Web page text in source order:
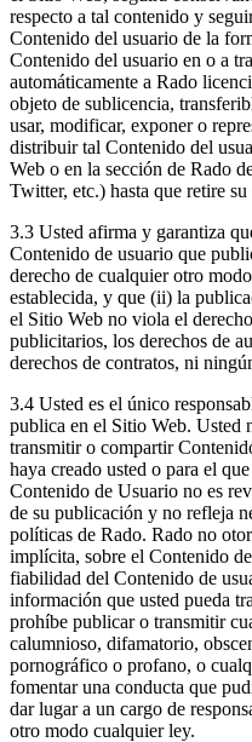
respecto a tal contenido y
Contenido del usuario de la
Contenido del usuario en o a
automáticamente a Rado
objeto de sublicencia,
usar, modificar, exponer o
distribuir tal Contenido del
Web o en la sección de Rado
Twitter, etc.) hasta que retire
3.3 Usted afirma y garantiza
Contenido de usuario que
derecho de cualquier otro
establecida, y que (ii) la
el Sitio Web no viola el
publicitarios, los derechos de
derechos de contratos, ni
3.4 Usted es el único
publica en el Sitio Web. Usted
transmitir o compartir
haya creado usted o para el
Contenido de Usuario no es
de su publicación y no refleja
políticas de Rado. Rado no
implícita, sobre el Contenido
fiabilidad del Contenido de
información que usted pueda
prohíbe publicar o transmitir
calumnioso, difamatorio,
pornográfico o profano, o
fomentar una conducta que
dar lugar a un cargo de
otro modo cualquier ley.